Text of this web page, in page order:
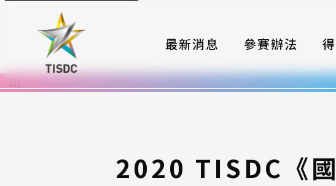
最新消息 參賽辦法
大賽組織
報名格式
:::
2020 TISDC《